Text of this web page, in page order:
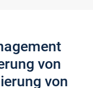
von
von